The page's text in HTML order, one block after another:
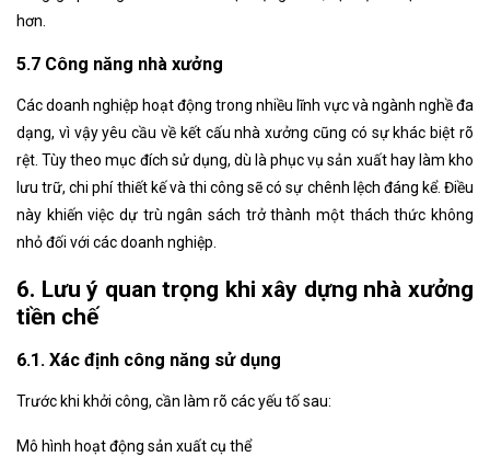
hơn.
5.7 Công năng nhà xưởng
Các doanh nghiệp hoạt động trong nhiều lĩnh vực và ngành nghề đa
dạng, vì vậy yêu cầu về kết cấu nhà xưởng cũng có sự khác biệt rõ
rệt. Tùy theo mục đích sử dụng, dù là phục vụ sản xuất hay làm kho
lưu trữ, chi phí thiết kế và thi công sẽ có sự chênh lệch đáng kể. Điều
này khiến việc dự trù ngân sách trở thành một thách thức không
nhỏ đối với các doanh nghiệp.
6. Lưu ý quan trọng khi xây dựng nhà xưởng
tiền chế
6.1. Xác định công năng sử dụng
Trước khi khởi công, cần làm rõ các yếu tố sau:
Mô hình hoạt động sản xuất cụ thể